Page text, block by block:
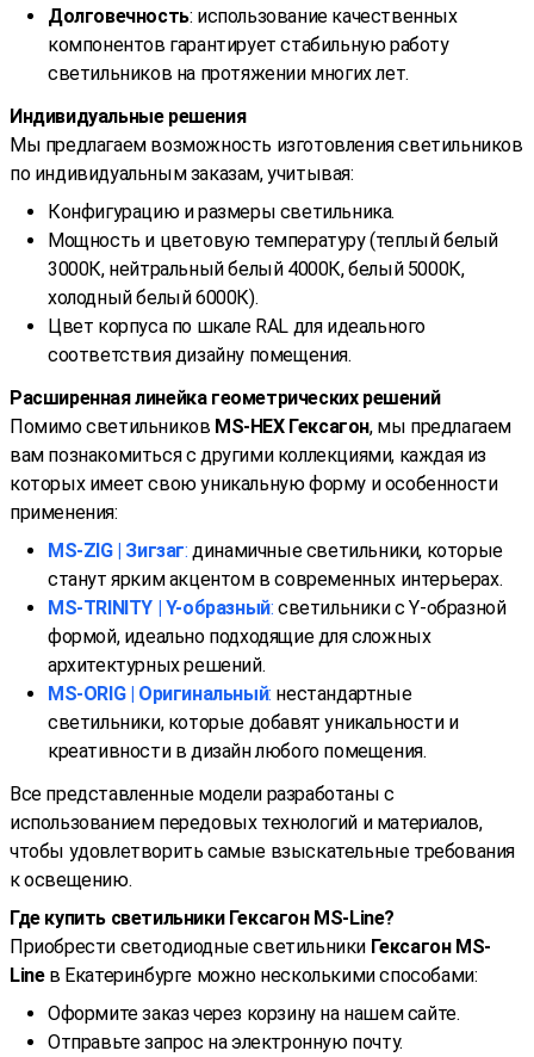
Долговечность: использование качественных
компонентов гарантирует стабильную работу
светильников на протяжении многих лет.
Индивидуальные решения
Мы предлагаем возможность изготовления светильников
по индивидуальным заказам, учитывая:
Конфигурацию и размеры светильника.
Мощность и цветовую температуру (теплый белый
3000К, нейтральный белый 4000К, белый 5000К,
холодный белый 6000К).
Цвет корпуса по шкале RAL для идеального
соответствия дизайну помещения.
Расширенная линейка геометрических решений
Помимо светильников MS-HEX Гексагон, мы предлагаем
вам познакомиться с другими коллекциями, каждая из
которых имеет свою уникальную форму и особенности
применения:
MS-ZIG | Зигзаг:динамичные светильники, которые
станут ярким акцентом в современных интерьерах.
MS-TRINITY | Y-образный:светильники с Y-образной
формой, идеально подходящие для сложных
архитектурных решений.
MS-ORIG | Оригинальный: нестандартные
светильники, которые добавят уникальности и
креативности в дизайн любого помещения.
Все представленные модели разработаны с
использованием передовых технологий и материалов,
чтобы удовлетворить самые взыскательные требования
к освещению.
Где купить светильники Гексагон MS-Line?
Приобрести светодиодные светильники Гексагон MS-
Line в Екатеринбурге можно несколькими способами:
Оформите заказ через корзину на нашем сайте.
Отправьте запрос на электронную почту.